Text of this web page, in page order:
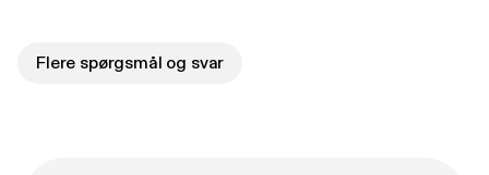
Flere spørgsmål og svar